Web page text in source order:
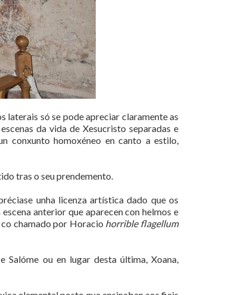
laterais só se pode apreciar claramente as
da vida de Xesucristo separadas e
conxunto homoxéneo en canto a estilo,
tras o seu prendemento.
unha licenza artística dado que os
anterior que aparecen con helmos e
co chamado por Horacio horrible flagellum
Salóme ou en lugar desta última, Xoana,